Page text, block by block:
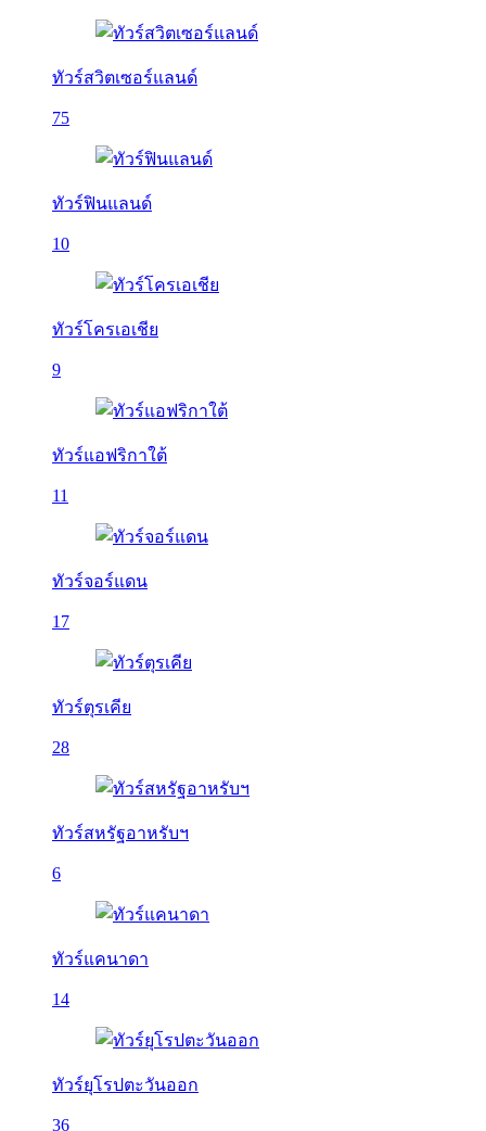
ทัวร์สวิตเซอร์แลนด์
75
ทัวร์ฟินแลนด์
10
ทัวร์โครเอเชีย
9
ทัวร์แอฟริกาใต้
11
ทัวร์จอร์แดน
17
ทัวร์ตุรเคีย
28
ทัวร์สหรัฐอาหรับฯ
6
ทัวร์แคนาดา
14
ทัวร์ยุโรปตะวันออก
36